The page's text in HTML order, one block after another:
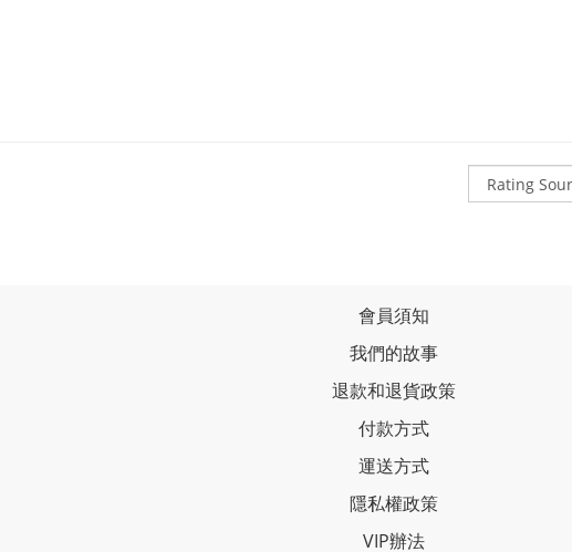
會員須知
我們的故事
退款和退貨政策
付款方式
運送方式
隱私權政策
VIP辦法